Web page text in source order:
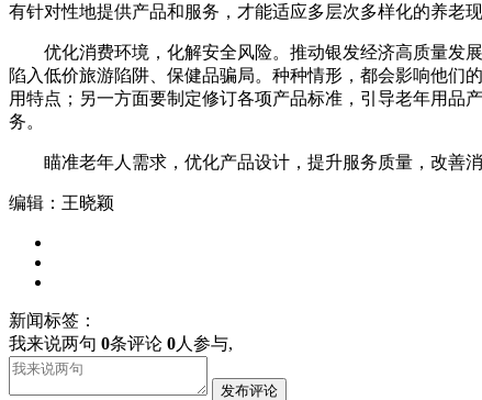
有针对性地提供产品和服务，才能适应多层次多样化的养老现
优化消费环境，化解安全风险。推动银发经济高质量发展
陷入低价旅游陷阱、保健品骗局。种种情形，都会影响他们
用特点；另一方面要制定修订各项产品标准，引导老年用品
务。
瞄准老年人需求，优化产品设计，提升服务质量，改善消
编辑：王晓颖
新闻标签：
我来说两句 0条评论 0人参与,
发布评论